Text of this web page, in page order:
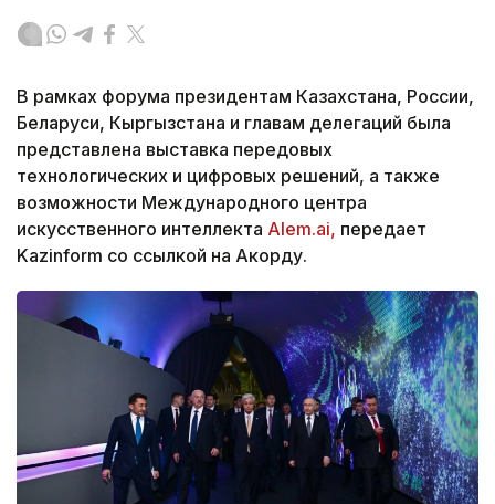
В рамках форума президентам Казахстана, России,
Беларуси, Кыргызстана и главам делегаций была
представлена выставка передовых
технологических и цифровых решений, а также
возможности Международного центра
искусственного интеллекта Alem.ai, передает
Kazinform со ссылкой на Акорду.